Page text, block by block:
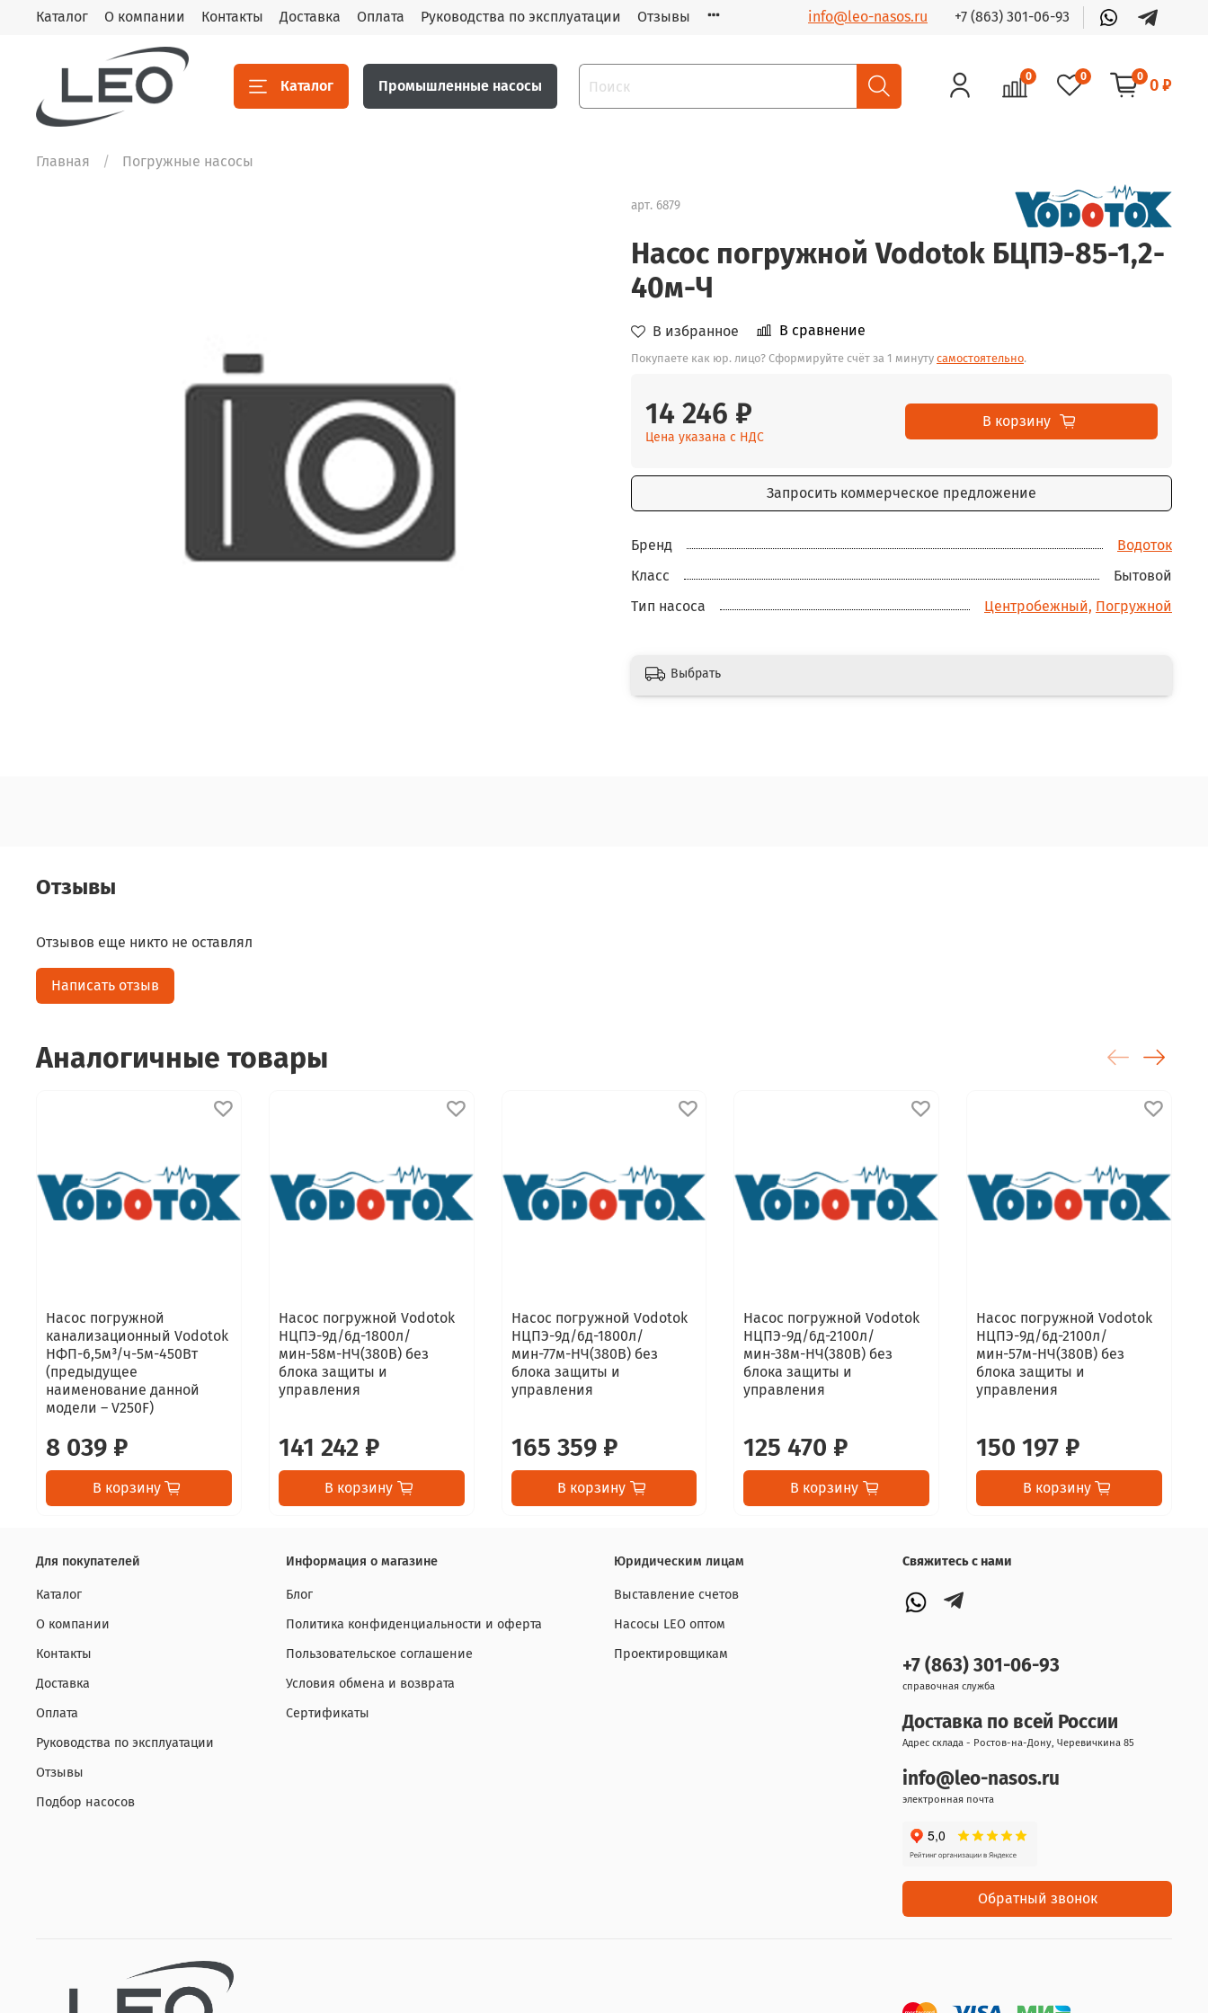
Каталог О компании Контакты Доставка Оплата Руководства по эксплуатации Отзывы info@leo-nasos.ru +7 (863) 301-06-93
Каталог Промышленные насосы
0 0 0 0 ₽
Главная Погружные насосы
арт. 6879
Насос погружной Vodotok БЦПЭ-85-1,2-
40м-Ч
В избранное В сравнение
Покупаете как юр. лицо? Сформируйте счёт за 1 минуту самостоятельно.
14 246 ₽
Цена указана с НДС
В корзину
Запросить коммерческое предложение
Бренд
Водоток
Класс
Бытовой
Тип насоса
Центробежный, Погружной
Выбрать
Отзывы
Отзывов еще никто не оставлял
Написать отзыв
Аналогичные товары
Насос погружной
канализационный Vodotok
НФП-6,5м³/ч-5м-450Вт
(предыдущее
наименование данной
модели – V250F)
8 039 ₽
В корзину
Насос погружной Vodotok
НЦПЭ-9д/6д-1800л/
мин-58м-НЧ(380B) без
блока защиты и
управления
141 242 ₽
В корзину
Насос погружной Vodotok
НЦПЭ-9д/6д-1800л/
мин-77м-НЧ(380B) без
блока защиты и
управления
165 359 ₽
В корзину
Насос погружной Vodotok
НЦПЭ-9д/6д-2100л/
мин-38м-НЧ(380B) без
блока защиты и
управления
125 470 ₽
В корзину
Насос погружной Vodotok
НЦПЭ-9д/6д-2100л/
мин-57м-НЧ(380B) без
блока защиты и
управления
150 197 ₽
В корзину
Для покупателей
Каталог
О компании
Контакты
Доставка
Оплата
Руководства по эксплуатации
Отзывы
Подбор насосов
Информация о магазине
Блог
Политика конфиденциальности и оферта
Пользовательское соглашение
Условия обмена и возврата
Сертификаты
Юридическим лицам
Выставление счетов
Насосы LEO оптом
Проектировщикам
Свяжитесь с нами
+7 (863) 301-06-93
справочная служба
Доставка по всей России
Адрес склада - Ростов-на-Дону, Черевичкина 85
info@leo-nasos.ru
электронная почта
Обратный звонок